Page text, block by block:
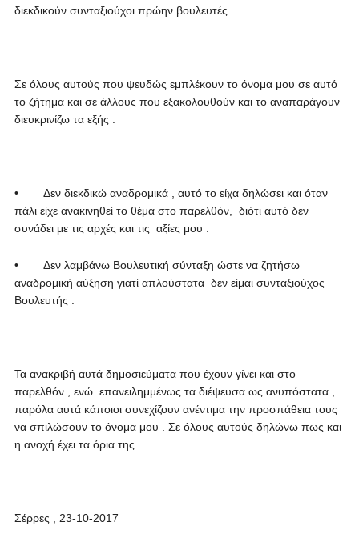
διεκδικούν συνταξιούχοι πρώην βουλευτές .
Σε όλους αυτούς που ψευδώς εμπλέκουν το όνομα μου σε αυτό
το ζήτημα και σε άλλους που εξακολουθούν και το αναπαράγουν
διευκρινίζω τα εξής :
• Δεν διεκδικώ αναδρομικά , αυτό το είχα δηλώσει και όταν
πάλι είχε ανακινηθεί το θέμα στο παρελθόν, διότι αυτό δεν
συνάδει με τις αρχές και τις αξίες μου .
• Δεν λαμβάνω Βουλευτική σύνταξη ώστε να ζητήσω
αναδρομική αύξηση γιατί απλούστατα δεν είμαι συνταξιούχος
Βουλευτής .
Τα ανακριβή αυτά δημοσιεύματα που έχουν γίνει και στο
παρελθόν , ενώ επανειλημμένως τα διέψευσα ως ανυπόστατα ,
παρόλα αυτά κάποιοι συνεχίζουν ανέντιμα την προσπάθεια τους
να σπιλώσουν το όνομα μου . Σε όλους αυτούς δηλώνω πως και
η ανοχή έχει τα όρια της .
Σέρρες , 23-10-2017